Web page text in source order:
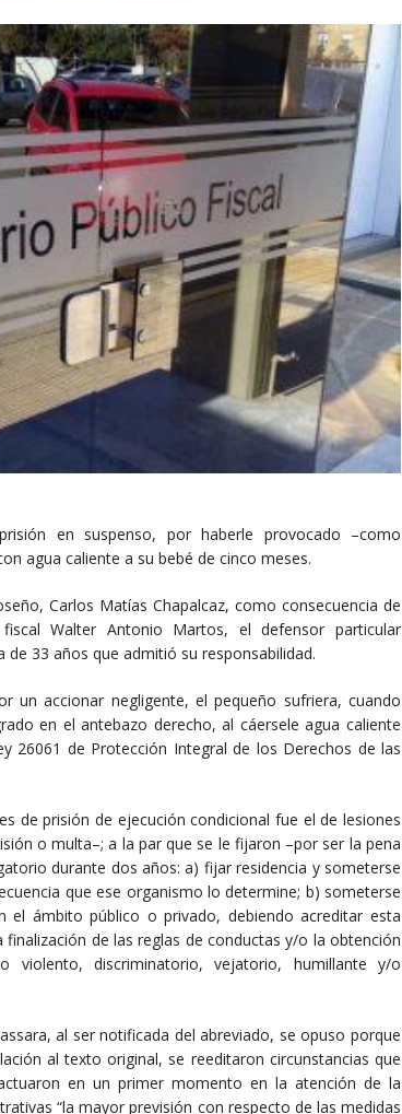
en suspenso, por haberle provocado –como
agua caliente a su bebé de cinco meses.
Carlos Matías Chapalcaz, como consecuencia de
Walter Antonio Martos, el defensor particular
33 años que admitió su responsabilidad.
un accionar negligente, el pequeño sufriera, cuando
en el antebazo derecho, al cáersele agua caliente
26061 de Protección Integral de los Derechos de las
de prisión de ejecución condicional fue el de lesiones
o multa–; a la par que se le fijaron –por ser la pena
durante dos años: a) fijar residencia y someterse
que ese organismo lo determine; b) someterse
ámbito público o privado, debiendo acreditar esta
de las reglas de conductas y/o la obtención
discriminatorio, vejatorio, humillante y/o
al ser notificada del abreviado, se opuso porque
al texto original, se reeditaron circunstancias que
en un primer momento en la atención de la
“la mayor previsión con respecto de las medidas